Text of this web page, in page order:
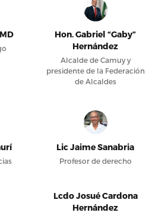
Hon. Gabriel “Gaby”
Hernández
Alcalde de Camuy y
presidente de la Federación
de Alcaldes
Lic Jaime Sanabria
Profesor de derecho
Lcdo Josué Cardona
Hernández